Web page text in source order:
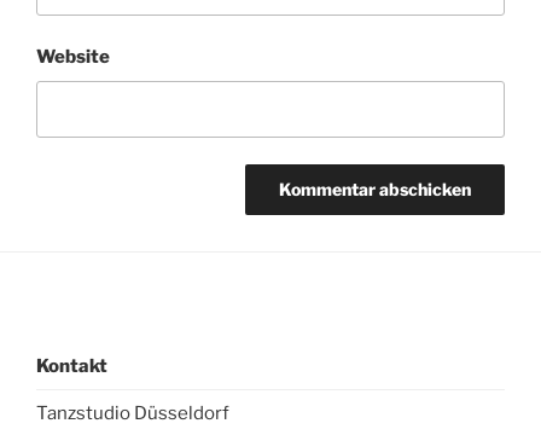
Website
Kontakt
Tanzstudio Düsseldorf